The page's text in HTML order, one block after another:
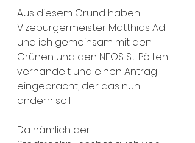
Aus diesem Grund haben
Vizebürgermeister Matthias Adl
und ich gemeinsam mit den
Grünen und den NEOS St. Pölten
verhandelt und einen Antrag
eingebracht, der das nun
ändern soll.
Da nämlich der